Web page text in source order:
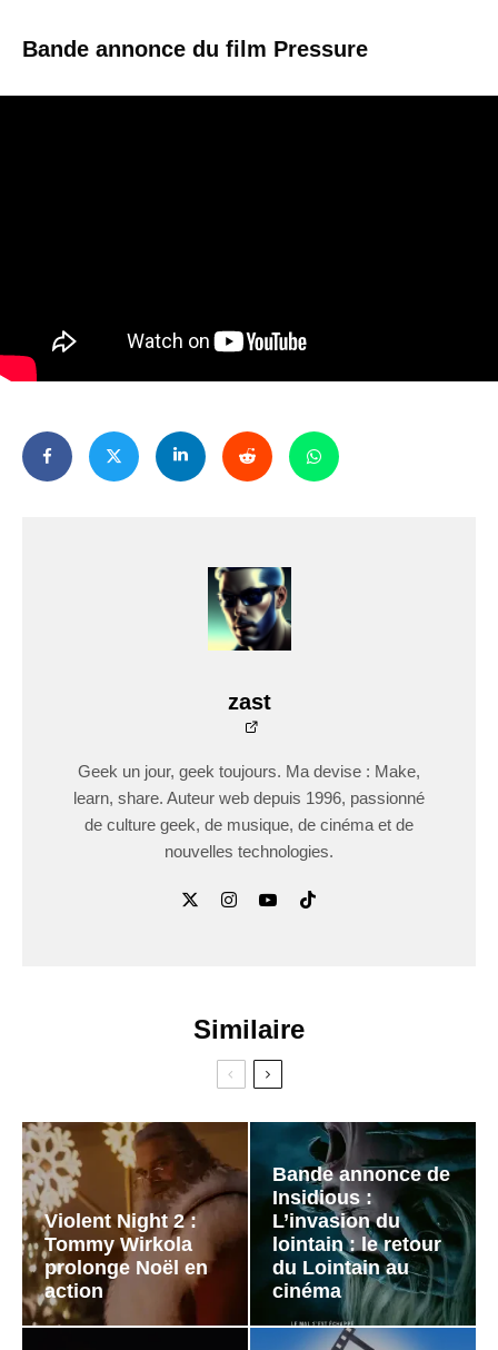
Bande annonce du film Pressure
zast
Geek un jour, geek toujours. Ma devise : Make,
learn, share. Auteur web depuis 1996, passionné
de culture geek, de musique, de cinéma et de
nouvelles technologies.
Similaire
Violent Night 2 :
Tommy Wirkola
prolonge Noël en
action
Bande annonce de
Insidious :
L’invasion du
lointain : le retour
du Lointain au
cinéma